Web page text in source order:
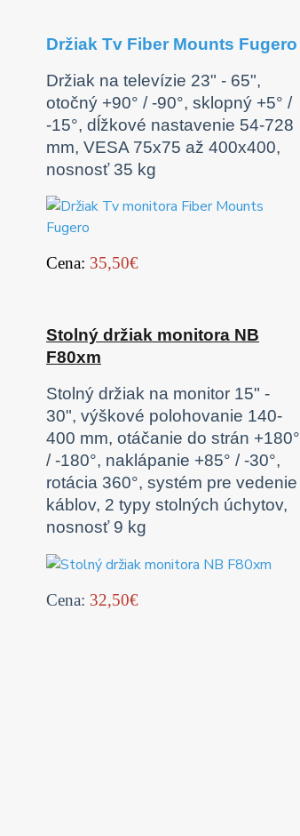
Držiak Tv Fiber Mounts Fugero
Držiak na televízie 23" - 65",
otočný +90° / -90°, sklopný +5° /
-15°, dĺžkové nastavenie 54-728
mm, VESA 75x75 až 400x400,
nosnosť 35 kg
Cena: 35,50€
Stolný držiak monitora NB
F80xm
Stolný držiak na monitor 15" -
30", výškové polohovanie 140-
400 mm, otáčanie do strán +180°
/ -180°, naklápanie +85° / -30°,
rotácia 360°, systém pre vedenie
káblov, 2 typy stolných úchytov,
nosnosť 9 kg
Cena: 32,50€